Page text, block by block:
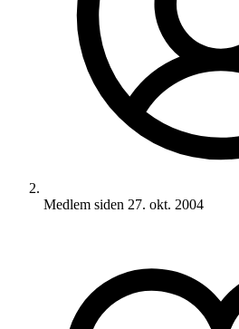
Medlem siden 27. okt. 2004